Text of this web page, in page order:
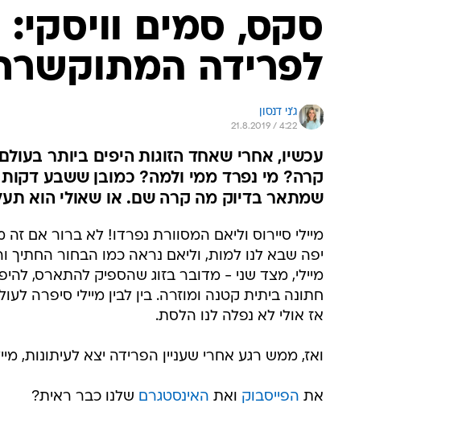
סקס, סמים
לפרידה
ג'ני דנסון
21.8.2019 / 4:22
עכשיו, אחרי שאחד הזוגות היפים ביותר
קרה? מי נפרד ממי ולמה? כמובן ששבע דקות
שמתאר בדיוק מה קרה שם. או שאולי הוא
מיילי סיירוס וליאם המסוורת נפרדו! לא ברור אם
יפה שבא לנו למות, וליאם נראה כמו הבחור החתיך
מיילי, מצד שני - מדובר בזוג שהספיק להתארס,
חתונה ביתית קטנה ומוזרה. בין לבין מיילי סיפרה
אז אולי לא נפלה לנו הלסת.
ואז, ממש רגע אחרי שעניין הפרידה יצא לעיתונות,
את הפייסבוק ואת האינסטגרם שלנו כבר ראית?